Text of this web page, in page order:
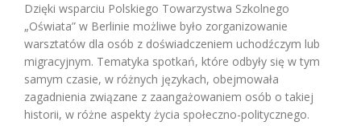
Dzięki wsparciu Polskiego Towarzystwa Szkolnego
„Oświata” w Berlinie możliwe było zorganizowanie
warsztatów dla osób z doświadczeniem uchodźczym lub
migracyjnym. Tematyka spotkań, które odbyły się w tym
samym czasie, w różnych językach, obejmowała
zagadnienia związane z zaangażowaniem osób o takiej
historii, w różne aspekty życia społeczno-politycznego.